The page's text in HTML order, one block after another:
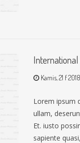
Kamis, 21 f 2018
Lorem ipsum
ullam,
Et. iusto
sapiente